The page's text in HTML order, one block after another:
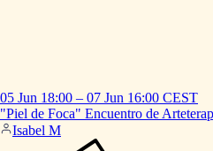
05 Jun 18:00 – 07 Jun 16:00 CEST
"Piel de Foca" Encuentro de
Isabel M